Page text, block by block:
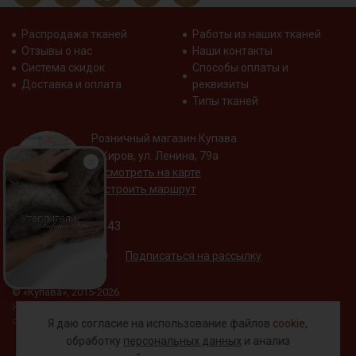
одеяла, подушки, спальные мешки.
Я даю согласие на использование файлов cookie,
обработку персональных данных и анализ
Распродажа тканей
Отзывы о нас
Система скидок
Доставка и оплата
Работы из наших тканей
Наши контакты
Способы оплаты и
реквизиты
Типы тканей
Розничный магазин Купава
г. Киров, ул. Ленина, 79а
Посмотреть на карте
Построить маршрут
+7 (800) 533-75-43
Подписаться на рассылку
© «Купава», 2015-2026
Информация на сайте не является публичной
офертой.